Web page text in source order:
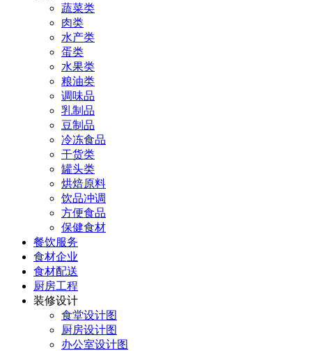
蔬菜类
肉类
水产类
蛋类
水果类
粮油类
调味品
乳制品
豆制品
冷冻食品
干货类
罐头类
烘焙原料
饮品冲调
方便食品
保健食材
餐饮服务
食材企业
食材配送
厨房工程
装修设计
食堂设计图
厨房设计图
办公室设计图